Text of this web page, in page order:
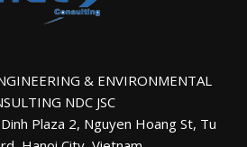
& ENVIRONMENTAL
NDC JSC
Plaza 2, Nguyen Hoang St, Tu